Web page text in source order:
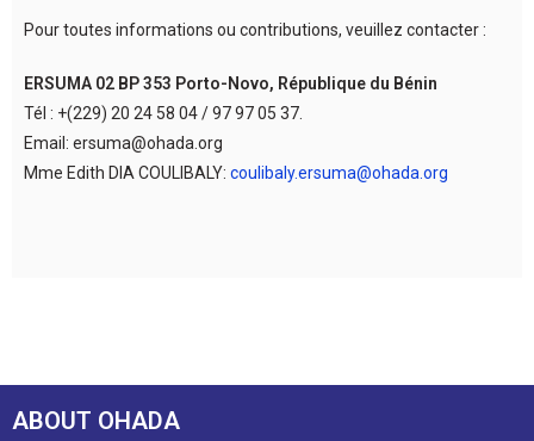
Pour toutes informations ou contributions, veuillez contacter :
ERSUMA 02 BP 353 Porto-Novo, République du Bénin
Tél : +(229) 20 24 58 04 / 97 97 05 37.
Email: ersuma@ohada.org
Mme Edith DIA COULIBALY: coulibaly.ersuma@ohada.org
ABOUT OHADA